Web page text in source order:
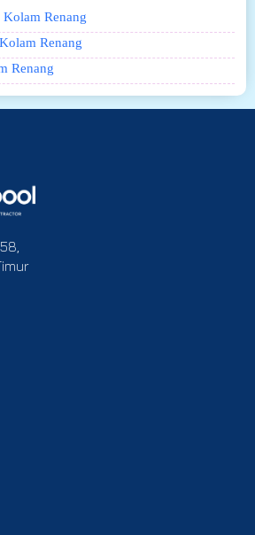
Kolam Renang
Renang
Renang